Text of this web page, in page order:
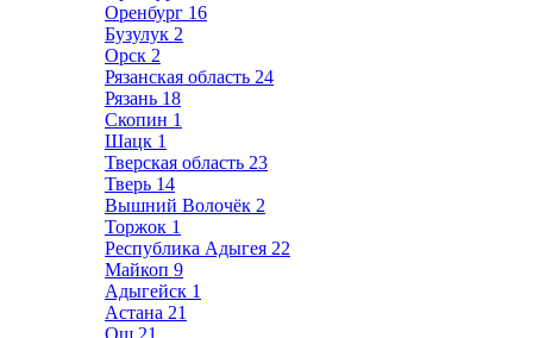
Оренбург 16
Бузулук 2
Орск 2
Рязанская область 24
Рязань 18
Скопин 1
Шацк 1
Тверская область 23
Тверь 14
Вышний Волочёк 2
Торжок 1
Республика Адыгея 22
Майкоп 9
Адыгейск 1
Астана 21
Ош 21